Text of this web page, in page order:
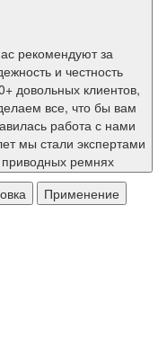
рекомендуют за
и честность
довольных клиентов,
все, что бы вам
работа с нами
мы стали экспертами
приводных ремнях
Применение